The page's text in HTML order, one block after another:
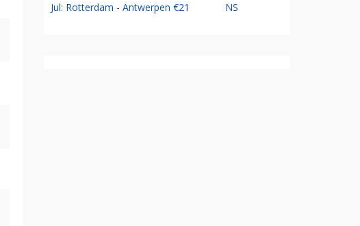
Jul: Rotterdam - Antwerpen €21 NS